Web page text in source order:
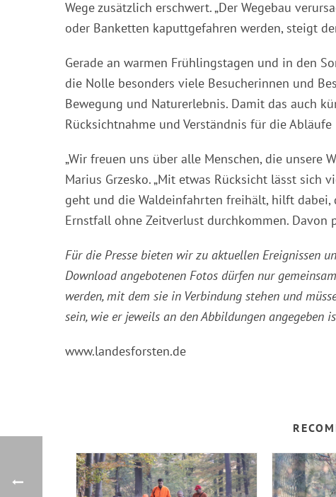
Wege zusätzlich erschwert. „Der Wegebau
oder Banketten kaputtgefahren werden, steigt
Gerade an warmen Frühlingstagen und in den
die Nolle besonders viele Besucherinnen und
Bewegung und Naturerlebnis. Damit das auch
Rücksichtnahme und Verständnis für die Abläufe
„Wir freuen uns über alle Menschen, die unsere
Marius Grzesko. „Mit etwas Rücksicht lässt sich
geht und die Waldeinfahrten freihält, hilft dabei,
Ernstfall ohne Zeitverlust durchkommen. Davon
Für die Presse bieten wir zu aktuellen Ereignissen
Download angebotenen Fotos dürfen nur
werden, mit dem sie in Verbindung stehen und
sein, wie er jeweils an den Abbildungen angegeben
www.landesforsten.de